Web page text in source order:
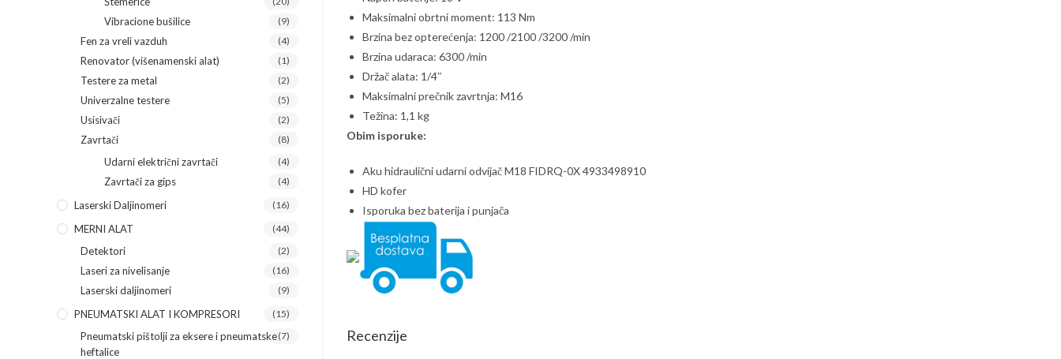
Maksimalni obrtni moment: 113 Nm
Brzina bez opterećenja: 1200 /2100 /3200 /min
Brzina udaraca: 6300 /min
Držač alata: 1/4″
Maksimalni prečnik zavrtnja: M16
Težina: 1,1 kg
Obim isporuke:
Aku hidraulični udarni odvijač M18 FIDRQ-0X 4933498910
HD kofer
Isporuka bez baterija i punjača
Recenzije
Vibracione bušilice (9)
Fen za vreli vazduh (4)
Renovator (višenamenski alat) (1)
Testere za metal (2)
Univerzalne testere (5)
Usisivači (2)
Zavrtači (8)
Udarni električni zavrtači (4)
Zavrtači za gips (4)
Laserski Daljinomeri (16)
MERNI ALAT (44)
Detektori (2)
Laseri za nivelisanje (16)
Laserski daljinomeri (9)
PNEUMATSKI ALAT I KOMPRESORI (15)
Pneumatski pištolji za eksere i pneumatske
heftalice
(7)